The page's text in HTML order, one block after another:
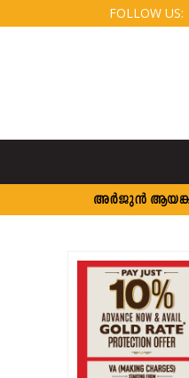
FOLLOW US:
അര്‍ജുന്‍ ആയങ്കി